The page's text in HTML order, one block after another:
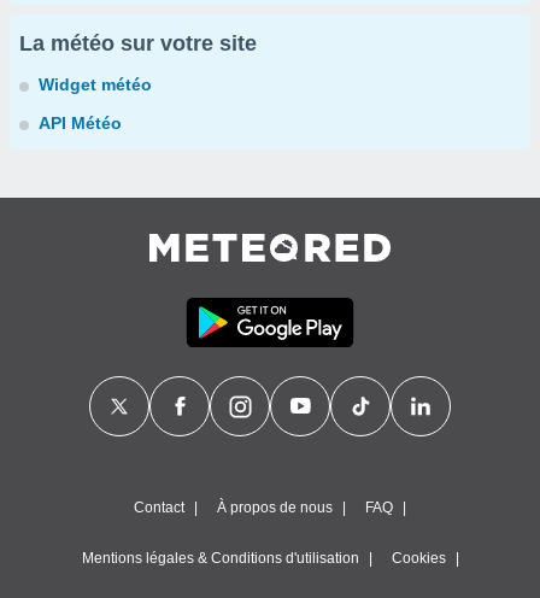
La météo sur votre site
Widget météo
API Météo
Contact À propos de nous FAQ
Mentions légales & Conditions d'utilisation Cookies